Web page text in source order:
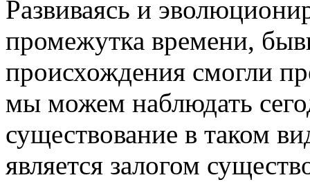
Развиваясь и
промежутка времени,
происхождения смогли
мы можем наблюдать
существование в таком
является залогом